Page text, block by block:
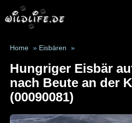
Home » Eisbären »
Hungriger Eisbär
nach Beute an der
(00090081)